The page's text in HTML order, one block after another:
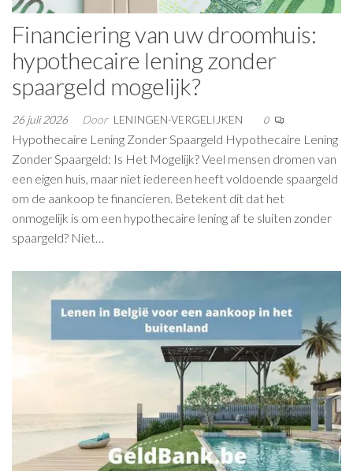
Financiering van uw droomhuis:
hypothecaire lening zonder
spaargeld mogelijk?
26 juli 2026 Door LENINGEN-VERGELIJKEN 0
Hypothecaire Lening Zonder Spaargeld Hypothecaire Lening
Zonder Spaargeld: Is Het Mogelijk? Veel mensen dromen van
een eigen huis, maar niet iedereen heeft voldoende spaargeld
om de aankoop te financieren. Betekent dit dat het
onmogelijk is om een hypothecaire lening af te sluiten zonder
spaargeld? Niet…